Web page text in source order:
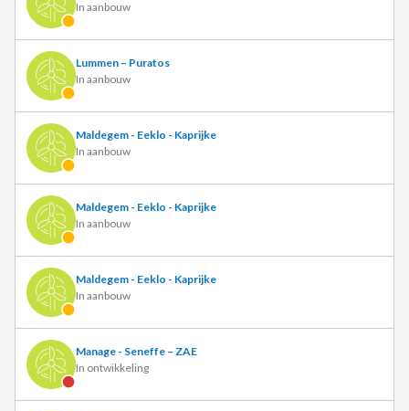
In aanbouw
Lummen – Puratos
In aanbouw
Maldegem - Eeklo - Kaprijke
In aanbouw
Maldegem - Eeklo - Kaprijke
In aanbouw
Maldegem - Eeklo - Kaprijke
In aanbouw
Manage - Seneffe – ZAE
In ontwikkeling